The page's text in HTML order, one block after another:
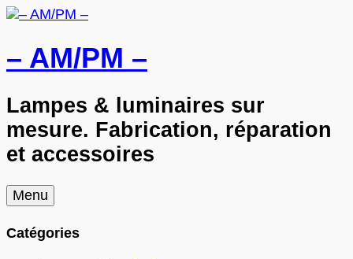
– AM/PM –
Lampes & luminaires sur
mesure. Fabrication, réparation
et accessoires
Menu Skip
to
Catégories